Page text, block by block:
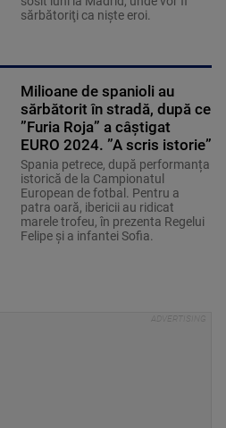
sărbătoriţi ca nişte eroi.
Milioane de spanioli au
sărbătorit în stradă, după ce
”Furia Roja” a câștigat
EURO 2024. ”A scris istorie”
Spania petrece, după performanța
istorică de la Campionatul
European de fotbal. Pentru a
patra oară, ibericii au ridicat
marele trofeu, în prezenta Regelui
Felipe și a infantei Sofia.